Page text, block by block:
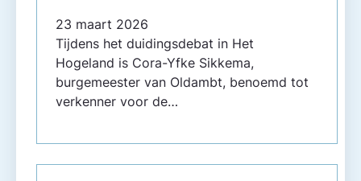
23 maart 2026
Tijdens het duidingsdebat in Het
Hogeland is Cora-Yfke Sikkema,
burgemeester van Oldambt, benoemd tot
verkenner voor de…